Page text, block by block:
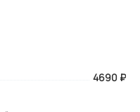
4690 ₽